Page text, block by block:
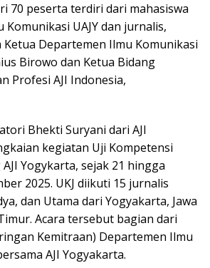
70 peserta terdiri dari mahasiswa
UAJY dan jurnalis,
Departemen Ilmu Komunikasi
Birowo dan Ketua Bidang
Profesi AJI Indonesia,
Bhekti Suryani dari AJI
kegiatan Uji Kompetensi
AJI Yogykarta, sejak 21 hingga
2025. UKJ diikuti 15 jurnalis
dan Utama dari Yogyakarta, Jawa
Acara tersebut bagian dari
Kemitraan) Departemen Ilmu
AJI Yogyakarta.